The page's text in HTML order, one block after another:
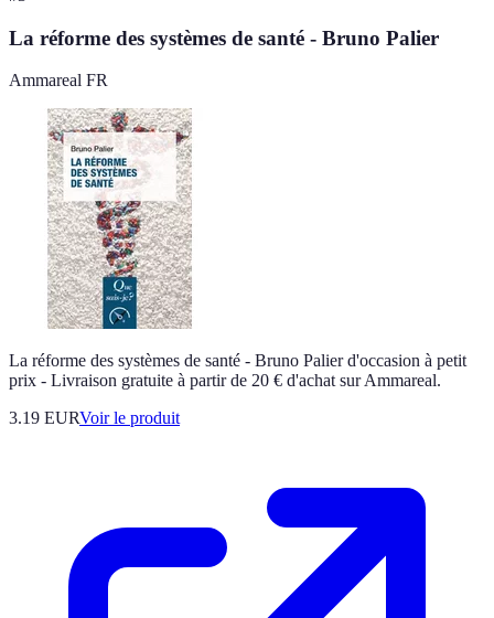
La réforme des systèmes de santé - Bruno Palier
Ammareal FR
La réforme des systèmes de santé - Bruno Palier d'occasion à petit
prix - Livraison gratuite à partir de 20 € d'achat sur Ammareal.
3.19 EURVoir le produit